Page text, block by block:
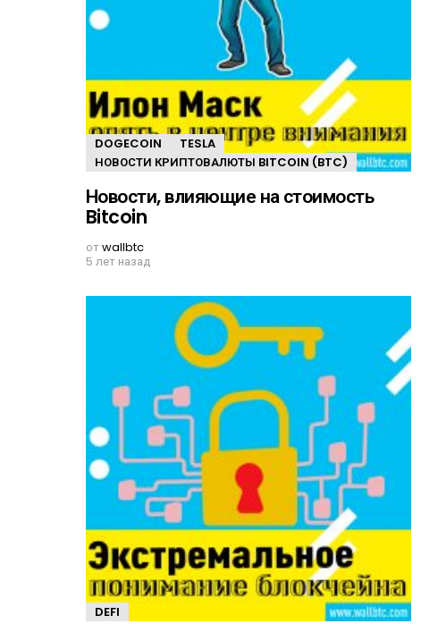
DOGECOIN
TESLA
НОВОСТИ КРИПТОВАЛЮТЫ BITCOIN (BTC)
Новости, влияющие на стоимость
Bitcoin
отwallbtc
5 лет назад
DEFI